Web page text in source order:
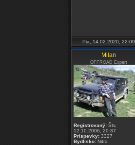
Pia, 14.02.2020, 22:09
Milan
OFFROAD Expert
Registrovaný:Štv,
12.10.2006, 20:37
Príspevky:3327
Bydlisko:Nitra